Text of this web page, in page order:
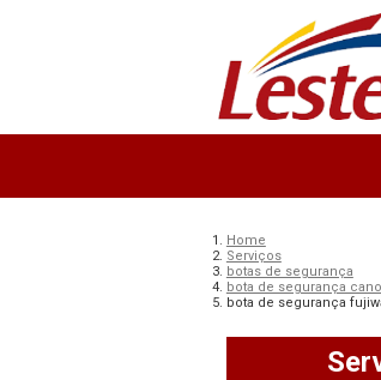
Home
Serviços
botas de segurança
bota de segurança
bota de segurança